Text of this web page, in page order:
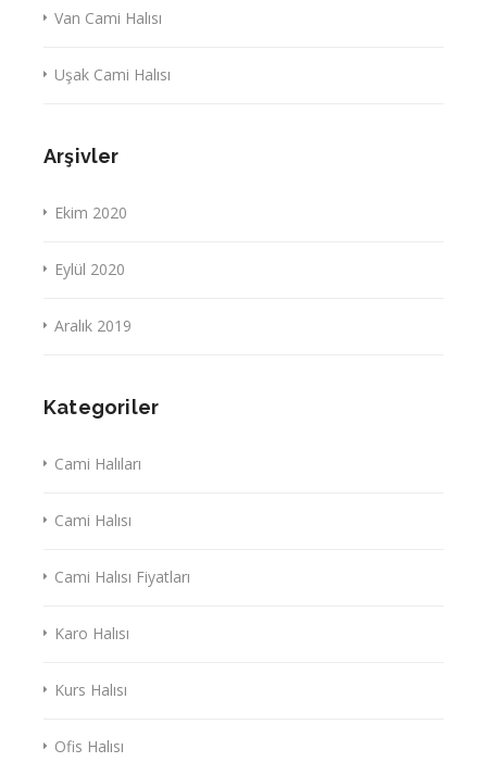
Van Cami Halısı
Uşak Cami Halısı
Arşivler
Ekim 2020
Eylül 2020
Aralık 2019
Kategoriler
Cami Halıları
Cami Halısı
Cami Halısı Fiyatları
Karo Halısı
Kurs Halısı
Ofis Halısı